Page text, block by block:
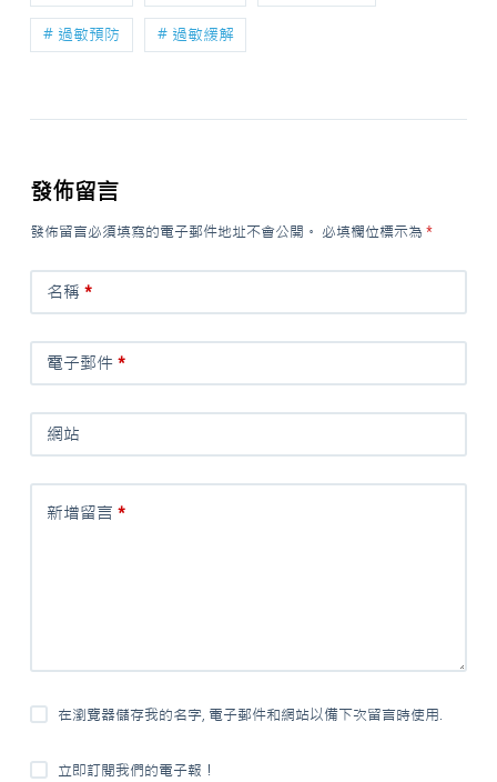
# 過敏預防 # 過敏緩解
發佈留言
發佈留言必須填寫的電子郵件地址不會公開。 必填欄位標示為 *
名稱 *
電子郵件*
網站
新增留言 *
在瀏覽器儲存我的名字, 電子郵件和網站以備下次留言時使用.
立即訂閱我們的電子報！